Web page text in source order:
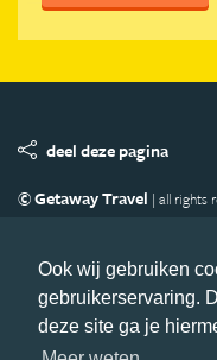
Ook wij gebruiken
gebruikerservaring.
deze site ga je
deel deze pagina
© Getaway Travel | all rights
Copyright
Privacy
Volg Afrika.nl
Nieuwsbrief